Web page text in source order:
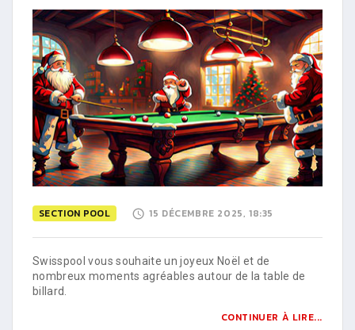
SECTION POOL 15 DÉCEMBRE 2025, 18:35
Swisspool vous souhaite un joyeux Noël et de
nombreux moments agréables autour de la table de
billard.
CONTINUER À LIRE...